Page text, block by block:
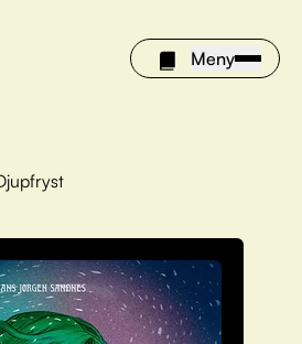
Meny
bokvalet